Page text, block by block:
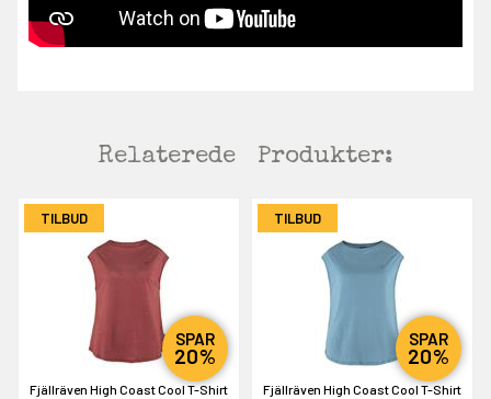
Relaterede Produkter:
TILBUD
SPAR
20%
Fjällräven High Coast Cool T-Shirt
TILBUD
SPAR
20%
Fjällräven High Coast Cool T-Shirt